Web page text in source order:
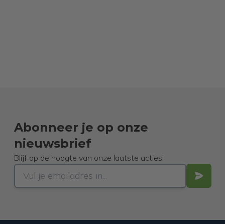
Abonneer je op onze
nieuwsbrief
Blijf op de hoogte van onze laatste acties!